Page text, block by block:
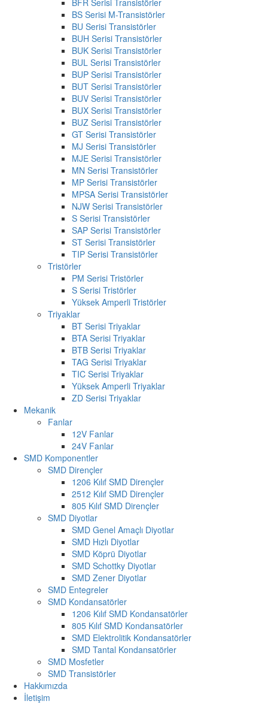
BS Serisi M-Transistörler
BU Serisi Transistörler
BUH Serisi Transistörler
BUK Serisi Transistörler
BUL Serisi Transistörler
BUP Serisi Transistörler
BUT Serisi Transistörler
BUV Serisi Transistörler
BUX Serisi Transistörler
BUZ Serisi Transistörler
GT Serisi Transistörler
MJ Serisi Transistörler
MJE Serisi Transistörler
MN Serisi Transistörler
MP Serisi Transistörler
MPSA Serisi Transistörler
NJW Serisi Transistörler
S Serisi Transistörler
SAP Serisi Transistörler
ST Serisi Transistörler
TIP Serisi Transistörler
Tristörler
PM Serisi Tristörler
S Serisi Tristörler
Yüksek Amperli Tristörler
Triyaklar
BT Serisi Triyaklar
BTA Serisi Triyaklar
BTB Serisi Triyaklar
TAG Serisi Triyaklar
TIC Serisi Triyaklar
Yüksek Amperli Triyaklar
ZD Serisi Triyaklar
Mekanik
Fanlar
12V Fanlar
24V Fanlar
SMD Komponentler
SMD Dirençler
1206 Kılıf SMD Dirençler
2512 Kılıf SMD Dirençler
805 Kılıf SMD Dirençler
SMD Diyotlar
SMD Genel Amaçlı Diyotlar
SMD Hızlı Diyotlar
SMD Köprü Diyotlar
SMD Schottky Diyotlar
SMD Zener Diyotlar
SMD Entegreler
SMD Kondansatörler
1206 Kılıf SMD Kondansatörler
805 Kılıf SMD Kondansatörler
SMD Elektrolitik Kondansatörler
SMD Tantal Kondansatörler
SMD Mosfetler
SMD Transistörler
Hakkımızda
İletişim